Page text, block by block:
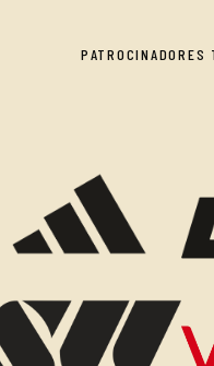
PATROCINADORES